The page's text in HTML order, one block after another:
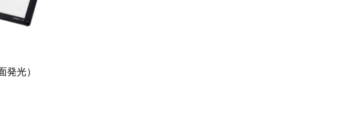
発光）